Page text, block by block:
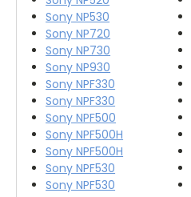
Sony NP530
Sony NP720
Sony NP730
Sony NP930
Sony NPF330
Sony NPF330
Sony NPF500
Sony NPF500H
Sony NPF500H
Sony NPF530
Sony NPF530